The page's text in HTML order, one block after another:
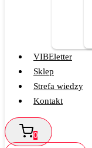
VIBEletter
Sklep
Strefa wiedzy
Kontakt
0